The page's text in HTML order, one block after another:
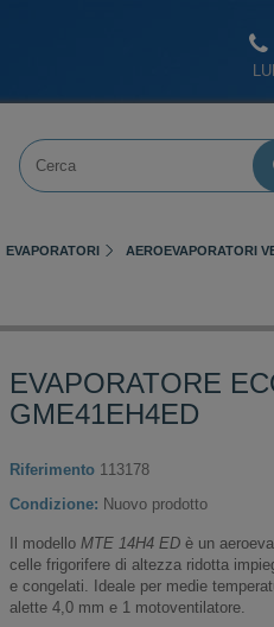
EVAPORATORI AEROEVAPORATORI
EVAPORATORE
GME41EH4ED
Riferimento 113178
Condizione: Nuovo prodotto
Il modelloMTE 14H4 EDè un
celle frigorifere di altezza ridotta
e congelati. Ideale per medie
alette 4,0 mm e 1 motoventilatore.